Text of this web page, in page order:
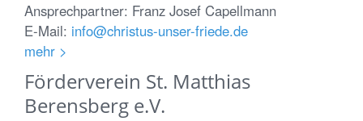
Ansprechpartner: Franz Josef Capellmann
E-Mail: info@christus-unser-friede.de
mehr >
Förderverein St. Matthias
Berensberg e.V.